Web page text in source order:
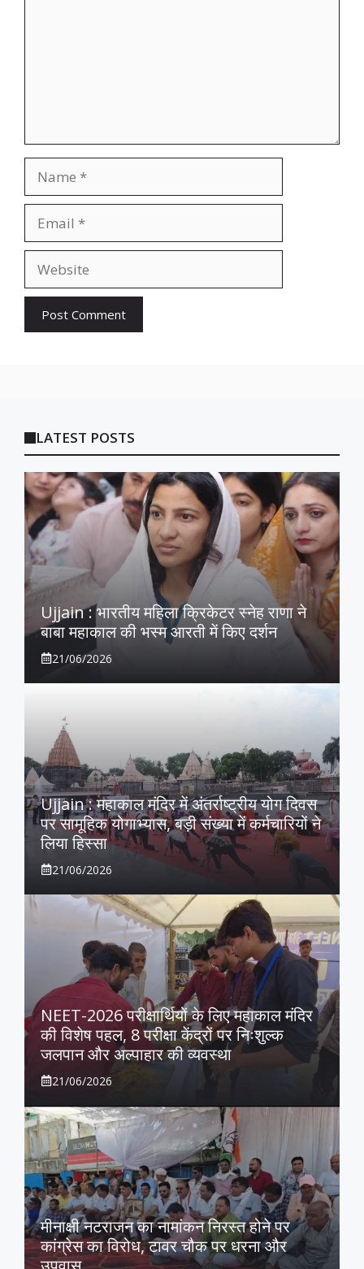
LATEST POSTS
Ujjain : भारतीय महिला क्रिकेटर स्नेह राणा ने
बाबा महाकाल की भस्म आरती में किए दर्शन
21/06/2026
Ujjain : महाकाल मंदिर में अंतर्राष्ट्रीय योग दिवस
पर सामूहिक योगाभ्यास, बड़ी संख्या में कर्मचारियों ने
लिया हिस्सा
21/06/2026
NEET-2026 परीक्षार्थियों के लिए महाकाल मंदिर
की विशेष पहल, 8 परीक्षा केंद्रों पर निःशुल्क
जलपान और अल्पाहार की व्यवस्था
21/06/2026
मीनाक्षी नटराजन का नामांकन निरस्त होने पर
कांग्रेस का विरोध, टावर चौक पर धरना और